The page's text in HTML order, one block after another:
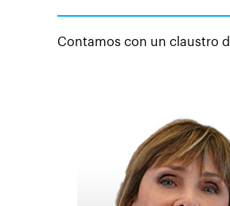
Contamos con un claustro